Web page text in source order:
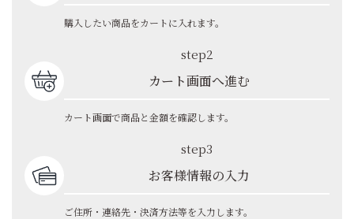
購入したい商品をカートに入れます。
step2
カート画面へ進む
カート画面で商品と金額を確認します。
step3
お客様情報の入力
ご住所・連絡先・決済方法等を入力します。